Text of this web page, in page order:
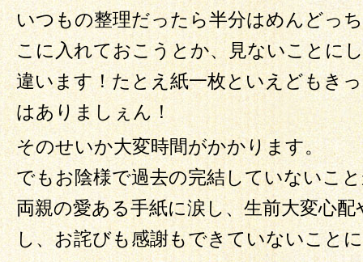
いつもの整理だったら半分はめんどっ
こに入れておこうとか、見ないことに
違います！たとえ紙一枚といえどもき
はありましぇん！
そのせいか大変時間がかかります。
でもお陰様で過去の完結していないこ
両親の愛ある手紙に涙し、生前大変心
し、お詫びも感謝もできていないこと